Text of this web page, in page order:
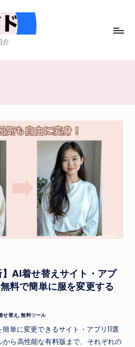
介
AI着せ替えサイト・アプ
料で簡単に服を変更する
せ替え,無料ツール
単に変更できるサイト・アプリ11選
ら高性能な有料版まで、それぞれの